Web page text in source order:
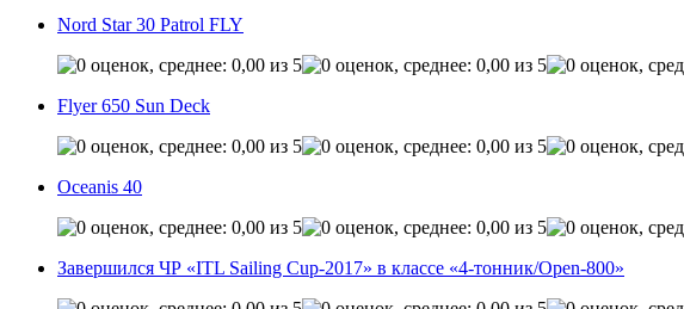
Nord Star 30 Patrol FLY
Flyer 650 Sun Deck
Oceanis 40
Завершился ЧР «ITL Sailing Cup-2017» в классе «4-тонник/Open-800»